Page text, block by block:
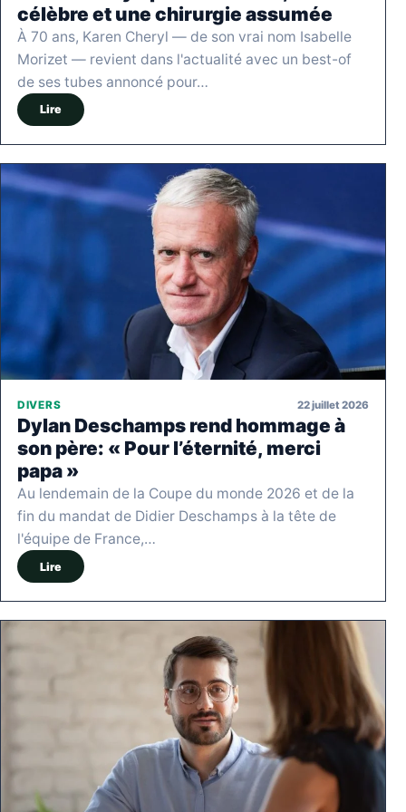
célèbre et une chirurgie assumée
À 70 ans, Karen Cheryl — de son vrai nom Isabelle
Morizet — revient dans l'actualité avec un best-of
de ses tubes annoncé pour…
Lire
DIVERS 22 juillet 2026
Dylan Deschamps rend hommage à
son père: « Pour l’éternité, merci
papa »
Au lendemain de la Coupe du monde 2026 et de la
fin du mandat de Didier Deschamps à la tête de
l'équipe de France,…
Lire